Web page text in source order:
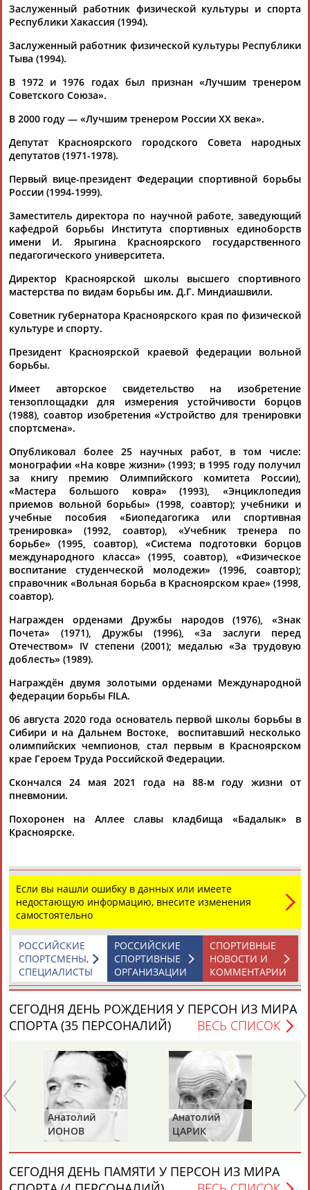
ЦЕЛИ ПРОЕКТА КОНТАКТЫ НАШИ КНОПКИ РЕКЛАМА
Вопросы сотрудничества и совместной деятельностиinform@infosport.ru
© Стадион, 1998-2026
Разработка и поддержка ООО НАИТ «Стадион»
Адресов в новостной рассылке: 996
Подпишись
Заслуженный работник физической культуры и спорта
Республики Хакассия (1994).
Заслуженный работник физической культуры Республики
Тыва (1994).
В 1972 и 1976 годах был признан «Лучшим тренером
Советского Союза».
В 2000 году — «Лучшим тренером России XX века».
Депутат Красноярского городского Совета народных
депутатов (1971-1978).
Первый вице-президент Федерации спортивной борьбы
России (1994-1999).
Заместитель директора по научной работе, заведующий
кафедрой борьбы Института спортивных единоборств
имени И. Ярыгина Красноярского государственного
педагогического университета.
Директор Красноярской школы высшего спортивного
мастерства по видам борьбы им. Д.Г. Миндиашвили.
Советник губернатора Красноярского края по физической
культуре и спорту.
Президент Красноярской краевой федерации вольной
борьбы.
Имеет авторское свидетельство на изобретение
тензоплощадки для измерения устойчивости борцов
(1988), соавтор изобретения «Устройство для тренировки
спортсмена».
Опубликовал более 25 научных работ, в том числе:
монографии «На ковре жизни» (1993; в 1995 году получил
за книгу премию Олимпийского комитета России),
«Мастера большого ковра» (1993), «Энциклопедия
приемов вольной борьбы» (1998, соавтор); учебники и
учебные пособия «Биопедагогика или спортивная
тренировка» (1992, соавтор), «Учебник тренера по
борьбе» (1995, соавтор), «Система подготовки борцов
международного класса» (1995, соавтор), «Физическое
воспитание студенческой молодежи» (1996, соавтор);
справочник «Вольная борьба в Красноярском крае» (1998,
соавтор).
Награжден орденами Дружбы народов (1976), «Знак
Почета» (1971), Дружбы (1996), «За заслуги перед
Отечеством» IV степени (2001); медалью «За трудовую
доблесть» (1989).
Награждён двумя золотыми орденами Международной
федерации борьбы FILA.
06 августа 2020 года основатель первой школы борьбы в
Сибири и на Дальнем Востоке, воспитавший несколько
олимпийских чемпионов, стал первым в Красноярском
крае Героем Труда Российской Федерации.
Скончался 24 мая 2021 года на 88-м году жизни от
пневмонии.
Похоронен на Аллее славы кладбища «Бадалык» в
Красноярске.
Если вы нашли ошибку в данных или имеете
недостающую информацию, внесите изменения
самостоятельно
СПОРТИВНЫЕ
НОВОСТИ И
КОММЕНТАРИИ
РОССИЙСКИЕ
СПОРТИВНЫЕ
ОРГАНИЗАЦИИ
РОССИЙСКИЕ
СПОРТСМЕНЫ,
СПЕЦИАЛИСТЫ
СЕГОДНЯ ДЕНЬ РОЖДЕНИЯ У ПЕРСОН ИЗ МИРА
СПОРТА (35 ПЕРСОНАЛИЙ)
ВЕСЬ СПИСОК
Анатолий
ИОНОВ
Анатолий
ЦАРИК
СЕГОДНЯ ДЕНЬ ПАМЯТИ У ПЕРСОН ИЗ МИРА